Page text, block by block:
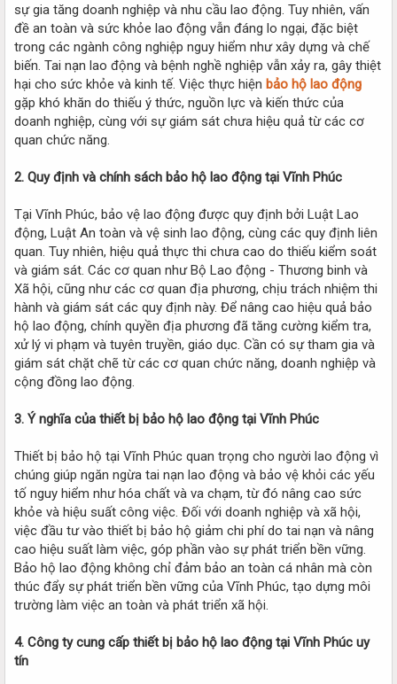
sự gia tăng doanh nghiệp và nhu cầu lao động. Tuy nhiên, vấn
đề an toàn và sức khỏe lao động vẫn đáng lo ngại, đặc biệt
trong các ngành công nghiệp nguy hiểm như xây dựng và chế
biến. Tai nạn lao động và bệnh nghề nghiệp vẫn xảy ra, gây thiệt
hại cho sức khỏe và kinh tế. Việc thực hiện bảo hộ lao động
gặp khó khăn do thiếu ý thức, nguồn lực và kiến thức của
doanh nghiệp, cùng với sự giám sát chưa hiệu quả từ các cơ
quan chức năng.
2. Quy định và chính sách bảo hộ lao động tại Vĩnh Phúc
Tại Vĩnh Phúc, bảo vệ lao động được quy định bởi Luật Lao
động, Luật An toàn và vệ sinh lao động, cùng các quy định liên
quan. Tuy nhiên, hiệu quả thực thi chưa cao do thiếu kiểm soát
và giám sát. Các cơ quan như Bộ Lao động - Thương binh và
Xã hội, cũng như các cơ quan địa phương, chịu trách nhiệm thi
hành và giám sát các quy định này. Để nâng cao hiệu quả bảo
hộ lao động, chính quyền địa phương đã tăng cường kiểm tra,
xử lý vi phạm và tuyên truyền, giáo dục. Cần có sự tham gia và
giám sát chặt chẽ từ các cơ quan chức năng, doanh nghiệp và
cộng đồng lao động.
3. Ý nghĩa của thiết bị bảo hộ lao động tại Vĩnh Phúc
Thiết bị bảo hộ tại Vĩnh Phúc quan trọng cho người lao động vì
chúng giúp ngăn ngừa tai nạn lao động và bảo vệ khỏi các yếu
tố nguy hiểm như hóa chất và va chạm, từ đó nâng cao sức
khỏe và hiệu suất công việc. Đối với doanh nghiệp và xã hội,
việc đầu tư vào thiết bị bảo hộ giảm chi phí do tai nạn và nâng
cao hiệu suất làm việc, góp phần vào sự phát triển bền vững.
Bảo hộ lao động không chỉ đảm bảo an toàn cá nhân mà còn
thúc đẩy sự phát triển bền vững của Vĩnh Phúc, tạo dựng môi
trường làm việc an toàn và phát triển xã hội.
4. Công ty cung cấp thiết bị bảo hộ lao động tại Vĩnh Phúc uy
tín